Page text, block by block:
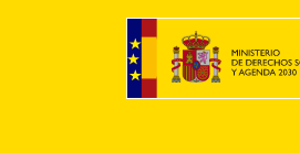
Skip to main content